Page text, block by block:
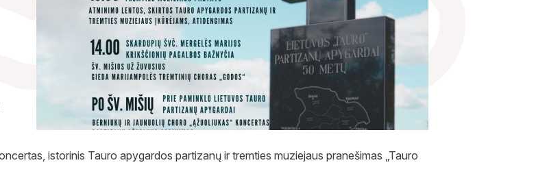
istorinis Tauro apygardos partizanų ir tremties muziejaus pranešimas „Tauro